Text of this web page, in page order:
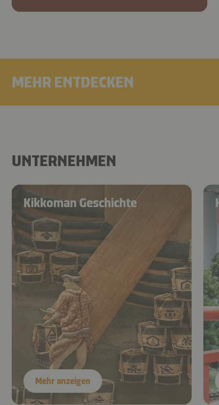
MEHR ENTDECKEN
UNTERNEHMEN
Kikkoman Geschichte
Mehr anzeigen